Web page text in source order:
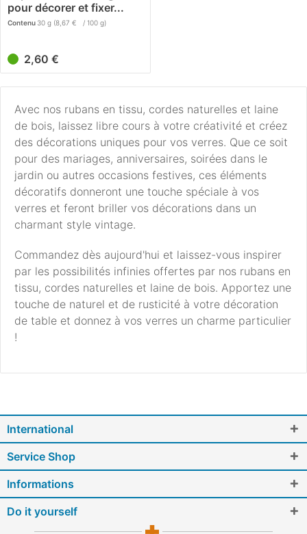
pour décorer et fixer...
Contenu 30 g (8,67 € / 100 g)
2,60 €
Avec nos rubans en tissu, cordes naturelles et laine
de bois, laissez libre cours à votre créativité et créez
des décorations uniques pour vos verres. Que ce soit
pour des mariages, anniversaires, soirées dans le
jardin ou autres occasions festives, ces éléments
décoratifs donneront une touche spéciale à vos
verres et feront briller vos décorations dans un
charmant style vintage.
Commandez dès aujourd'hui et laissez-vous inspirer
par les possibilités infinies offertes par nos rubans en
tissu, cordes naturelles et laine de bois. Apportez une
touche de naturel et de rusticité à votre décoration
de table et donnez à vos verres un charme particulier
!
International
Service Shop
Informations
Do it yourself